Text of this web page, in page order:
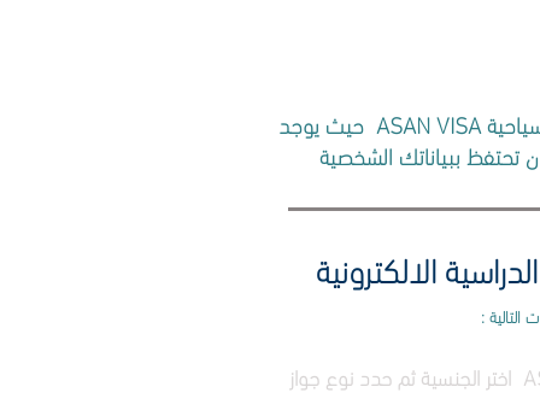
تاكد من اختيار الموقع الرسمي لتأشيرة اذربيجان السياحية ASAN VISA حيث يوجد
تحتفظ ببياناتك الشخصية
الالكترونية
التالية :
1- ادخل الموقع الرسمي لتأشيرة أذربيجان ASAN VISA اختر الجنسية ثم حدد نوع جواز